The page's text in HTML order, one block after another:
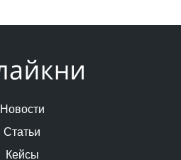
Новости
Статьи
Кейсы